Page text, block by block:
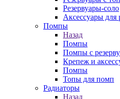
Резервуары-соло
Аксессуары для
Помпы
Назад
Помпы
Помпы с
Крепеж и
Помпы
Топы для помп
Радиаторы
Назад